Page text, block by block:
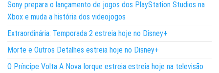
Sony prepara o lançamento de jogos dos PlayStation Studios na
Xbox e muda a história dos videojogos
Extraordinária: Temporada 2 estreia hoje no Disney+
Morte e Outros Detalhes estreia hoje no Disney+
O Príncipe Volta A Nova Iorque estreia estreia hoje na televisão